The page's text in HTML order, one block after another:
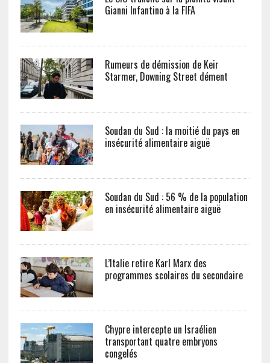
Gianni Infantino à la FIFA
Rumeurs de démission de Keir
Starmer, Downing Street dément
Soudan du Sud : la moitié du pays en
insécurité alimentaire aiguë
Soudan du Sud : 56 % de la population
en insécurité alimentaire aiguë
L’Italie retire Karl Marx des
programmes scolaires du secondaire
Chypre intercepte un Israélien
transportant quatre embryons
congelés